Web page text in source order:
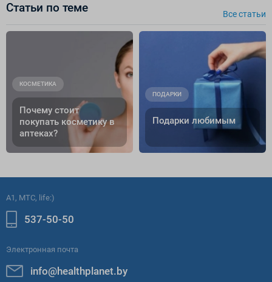
Статьи по теме Все cтатьи
КОСМЕТИКА
Почему стоит
покупать косметику в
аптеках?
ПОДАРКИ
Подарки любимым
A1, МТС, life:)
537-50-50
Электронная почта
info@healthplanet.by